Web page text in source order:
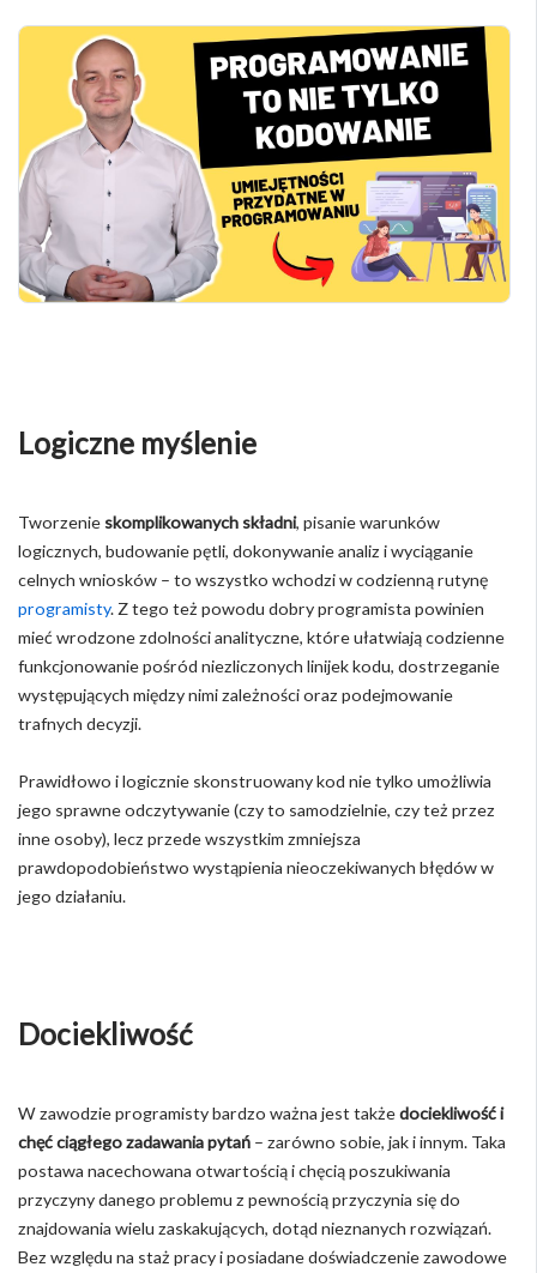
Logiczne myślenie
Tworzenie skomplikowanych składni, pisanie warunków
logicznych, budowanie pętli, dokonywanie analiz i wyciąganie
celnych wniosków – to wszystko wchodzi w codzienną rutynę
programisty. Z tego też powodu dobry programista powinien
mieć wrodzone zdolności analityczne, które ułatwiają codzienne
funkcjonowanie pośród niezliczonych linijek kodu, dostrzeganie
występujących między nimi zależności oraz podejmowanie
trafnych decyzji.
Prawidłowo i logicznie skonstruowany kod nie tylko umożliwia
jego sprawne odczytywanie (czy to samodzielnie, czy też przez
inne osoby), lecz przede wszystkim zmniejsza
prawdopodobieństwo wystąpienia nieoczekiwanych błędów w
jego działaniu.
Dociekliwość
W zawodzie programisty bardzo ważna jest takżedociekliwość i
chęć ciągłego zadawania pytań – zarówno sobie, jak i innym. Taka
postawa nacechowana otwartością i chęcią poszukiwania
przyczyny danego problemu z pewnością przyczynia się do
znajdowania wielu zaskakujących, dotąd nieznanych rozwiązań.
Bez względu na staż pracy i posiadane doświadczenie zawodowe